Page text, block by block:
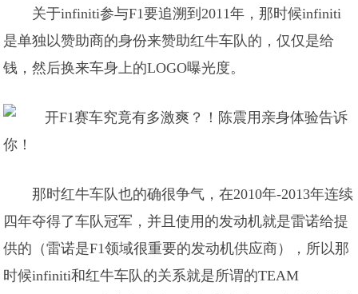
关于infiniti参与F1要追溯到2011年，那时候infiniti
是单独以赞助商的身份来赞助红牛车队的，仅仅是给
钱，然后换来车身上的LOGO曝光度。
那时红牛车队也的确很争气，在2010年-2013年连续
四年夺得了车队冠军，并且使用的发动机就是雷诺给提
供的（雷诺是F1领域很重要的发动机供应商），所以那
时候infiniti和红牛车队的关系就是所谓的TEAM